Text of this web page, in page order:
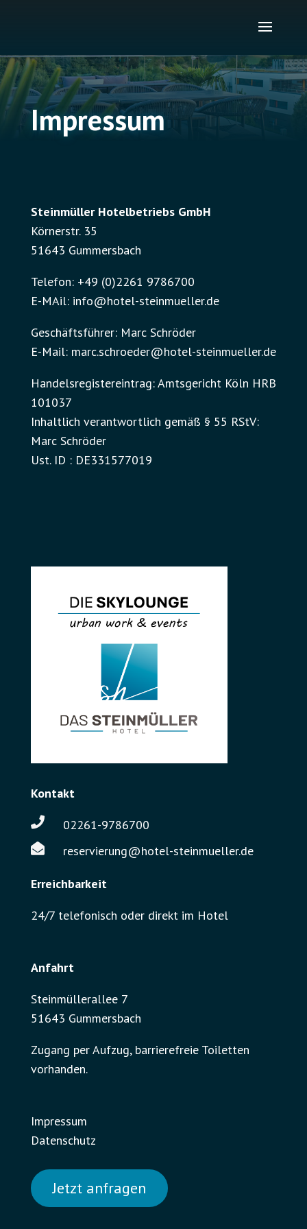
Impressum
Steinmüller Hotelbetriebs GmbH
Körnerstr. 35
51643 Gummersbach
Telefon: +49 (0)2261 9786700
E-MAil: info@hotel-steinmueller.de
Geschäftsführer: Marc Schröder
E-Mail: marc.schroeder@hotel-steinmueller.de
Handelsregistereintrag: Amtsgericht Köln HRB
101037
Inhaltlich verantwortlich gemäß § 55 RStV:
Marc Schröder
Ust. ID : DE331577019
Kontakt
 02261-9786700
 reservierung@hotel-steinmueller.de
Erreichbarkeit
24/7 telefonisch oder direkt im Hotel
Anfahrt
Steinmüllerallee 7
51643 Gummersbach
Zugang per Aufzug, barrierefreie Toiletten
vorhanden.
Impressum
Datenschutz
Jetzt anfragen